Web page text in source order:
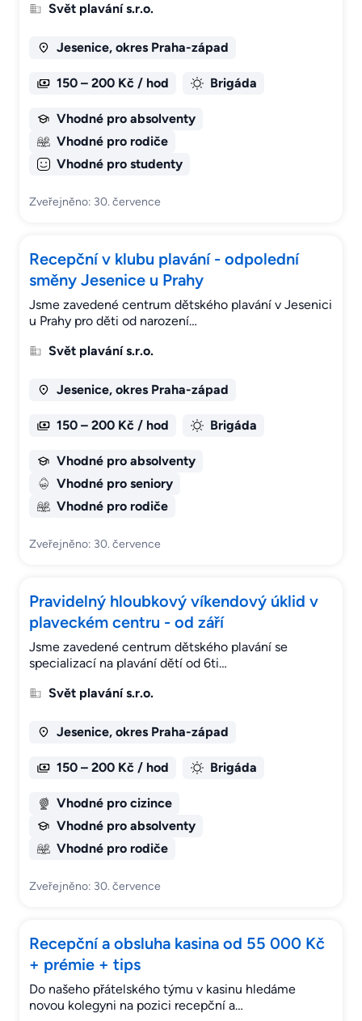
Svět plavání s.r.o.
Jesenice, okres Praha-západ
150 – 200 Kč / hod Brigáda
Vhodné pro absolventy
Vhodné pro rodiče
Vhodné pro studenty
Zveřejněno: 30. července
Recepční v klubu plavání - odpolední
směny Jesenice u Prahy
Jsme zavedené centrum dětského plavání v Jesenici
u Prahy pro děti od narození…
Svět plavání s.r.o.
Jesenice, okres Praha-západ
150 – 200 Kč / hod Brigáda
Vhodné pro absolventy
Vhodné pro seniory
Vhodné pro rodiče
Zveřejněno: 30. července
Pravidelný hloubkový víkendový úklid v
plaveckém centru - od září
Jsme zavedené centrum dětského plavání se
specializací na plavání dětí od 6ti…
Svět plavání s.r.o.
Jesenice, okres Praha-západ
150 – 200 Kč / hod Brigáda
Vhodné pro cizince
Vhodné pro absolventy
Vhodné pro rodiče
Zveřejněno: 30. července
Recepční a obsluha kasina od 55 000 Kč
+ prémie + tips
Do našeho přátelského týmu v kasinu hledáme
novou kolegyni na pozici recepční a…